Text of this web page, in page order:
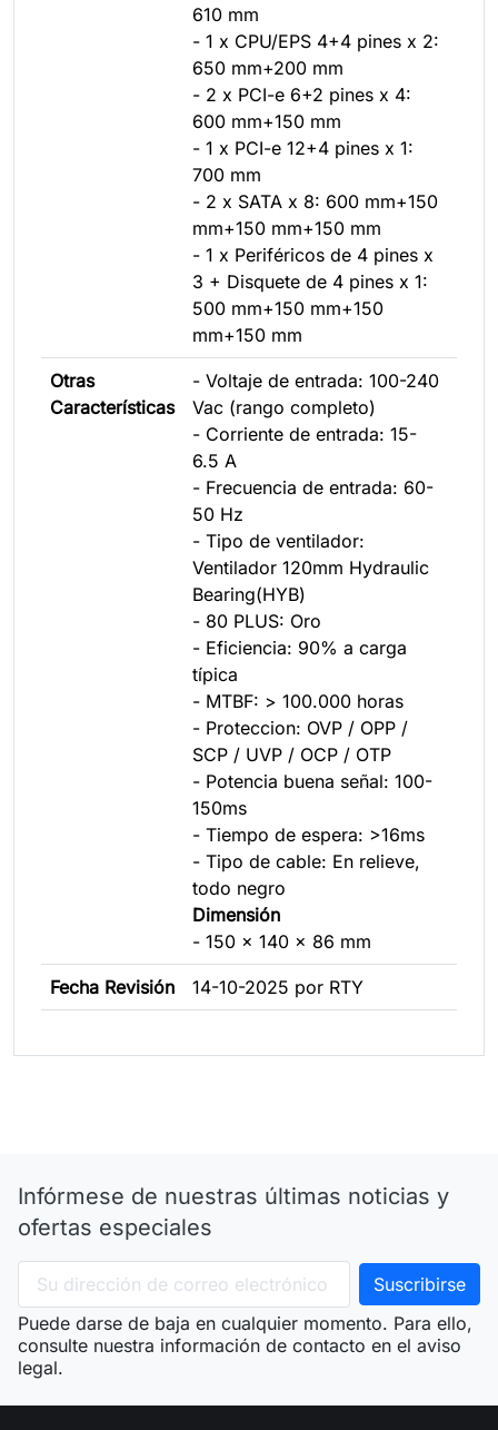
610 mm
- 1 x CPU/EPS 4+4 pines x 2:
650 mm+200 mm
- 2 x PCI-e 6+2 pines x 4:
600 mm+150 mm
- 1 x PCI-e 12+4 pines x 1:
700 mm
- 2 x SATA x 8: 600 mm+150
mm+150 mm+150 mm
- 1 x Periféricos de 4 pines x
3 + Disquete de 4 pines x 1:
500 mm+150 mm+150
mm+150 mm
Otras
Características
- Voltaje de entrada: 100-240
Vac (rango completo)
- Corriente de entrada: 15-
6.5 A
- Frecuencia de entrada: 60-
50 Hz
- Tipo de ventilador:
Ventilador 120mm Hydraulic
Bearing(HYB)
- 80 PLUS: Oro
- Eficiencia: 90% a carga
típica
- MTBF: > 100.000 horas
- Proteccion: OVP / OPP /
SCP / UVP / OCP / OTP
- Potencia buena señal: 100-
150ms
- Tiempo de espera: >16ms
- Tipo de cable: En relieve,
todo negro
Dimensión
- 150 x 140 x 86 mm
Fecha Revisión 14-10-2025 por RTY
Infórmese de nuestras últimas noticias y
ofertas especiales
Puede darse de baja en cualquier momento. Para ello,
consulte nuestra información de contacto en el aviso
legal.